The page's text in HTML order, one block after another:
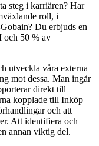
steg i karriären? Har
roll, i
Du erbjuds en
och 50 % av
utveckla våra externa
mot dessa. Man ingår
direkt till
kopplade till Inköp
och att
Att identifiera och
annan viktig del.